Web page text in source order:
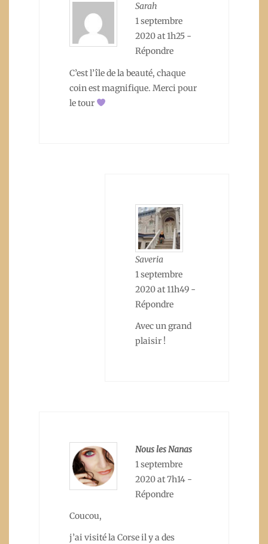
Sarah
1 septembre
2020 at 1h25 -
Répondre
C’est l’île de la beauté, chaque
coin est magnifique. Merci pour
le tour
Saveria
1 septembre
2020 at 11h49 -
Répondre
Avec un grand
plaisir !
Nous les Nanas
1 septembre
2020 at 7h14 -
Répondre
Coucou,
j’ai visité la Corse il y a des